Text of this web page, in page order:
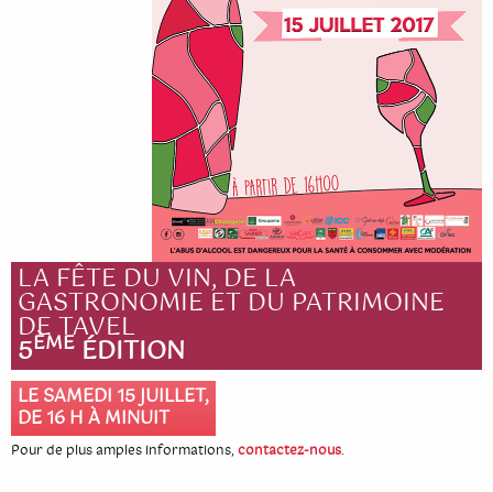
Cinquième édition
Quatrième édition
Première édition
LA FÊTE DU VIN, DE LA
GASTRONOMIE ET DU PATRIMOINE
DE TAVEL
5ÈME ÉDITION
LE SAMEDI 15 JUILLET,
DE 16 H À MINUIT
Pour de plus amples informations, contactez-nous.